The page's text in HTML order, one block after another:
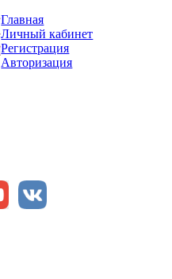
Главная
Личный кабинет
Регистрация
Авторизация